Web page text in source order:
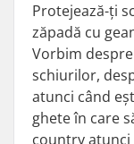
Protejează-ți
zăpadă cu
Vorbim
schiurilor,
atunci când
ghete în care
country atunci